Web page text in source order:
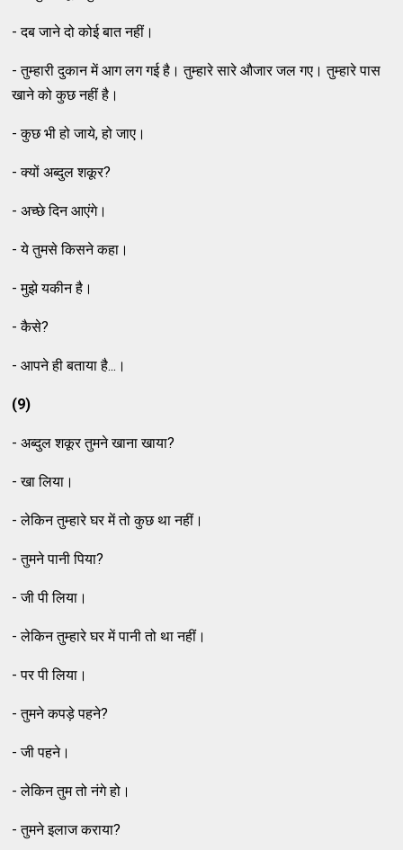
- दब जाने दो कोई बात नहीं।
- तुम्हारी दुकान में आग लग गई है। तुम्हारे सारे औजार जल गए। तुम्हारे पास
खाने को कुछ नहीं है।
- कुछ भी हो जाये, हो जाए।
- क्यों अब्दुल शकूर?
- अच्छे दिन आएंगे।
- ये तुमसे किसने कहा।
- मुझे यकीन है।
- कैसे?
- आपने ही बताया है...।
(9)
- अब्दुल शकूर तुमने खाना खाया?
- खा लिया।
- लेकिन तुम्हारे घर में तो कुछ था नहीं।
- तुमने पानी पिया?
- जी पी लिया।
- लेकिन तुम्हारे घर में पानी तो था नहीं।
- पर पी लिया।
- तुमने कपड़े पहने?
- जी पहने।
- लेकिन तुम तो नंगे हो।
- तुमने इलाज कराया?